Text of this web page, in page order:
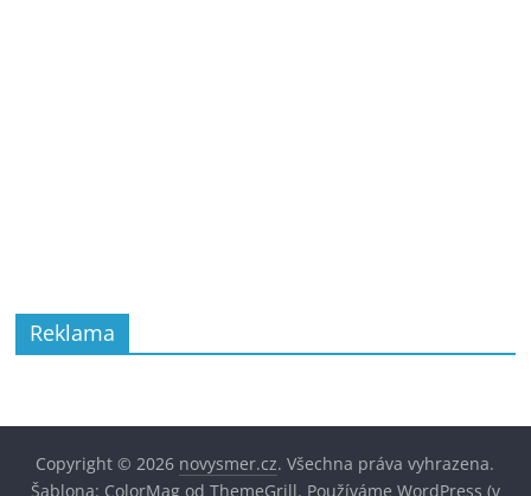
Reklama
Copyright © 2026 novysmer.cz. Všechna práva vyhrazena.
Šablona: ColorMagod ThemeGrill. Používáme WordPress (v